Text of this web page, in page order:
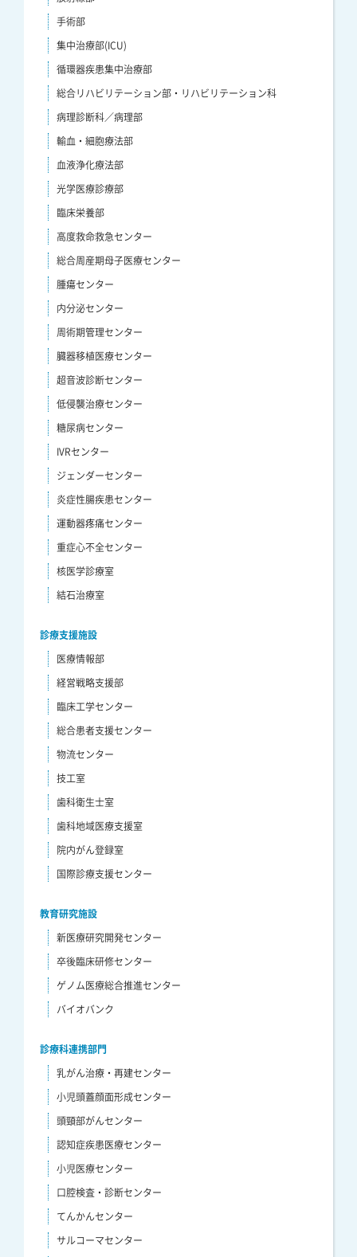
手術部
集中治療部(ICU)
循環器疾患集中治療部
総合リハビリテーション部・リハビリテーション科
病理診断科／病理部
輸血・細胞療法部
血液浄化療法部
光学医療診療部
臨床栄養部
高度救命救急センター
総合周産期母子医療センター
腫瘍センター
内分泌センター
周術期管理センター
臓器移植医療センター
超音波診断センター
低侵襲治療センター
糖尿病センター
IVRセンター
ジェンダーセンター
炎症性腸疾患センター
運動器疼痛センター
重症心不全センター
核医学診療室
結石治療室
診療支援施設
医療情報部
経営戦略支援部
臨床工学センター
総合患者支援センター
物流センター
技工室
歯科衛生士室
歯科地域医療支援室
院内がん登録室
国際診療支援センター
教育研究施設
新医療研究開発センター
卒後臨床研修センター
ゲノム医療総合推進センター
バイオバンク
診療科連携部門
乳がん治療・再建センター
小児頭蓋顔面形成センター
頭頸部がんセンター
認知症疾患医療センター
小児医療センター
口腔検査・診断センター
てんかんセンター
サルコーマセンター